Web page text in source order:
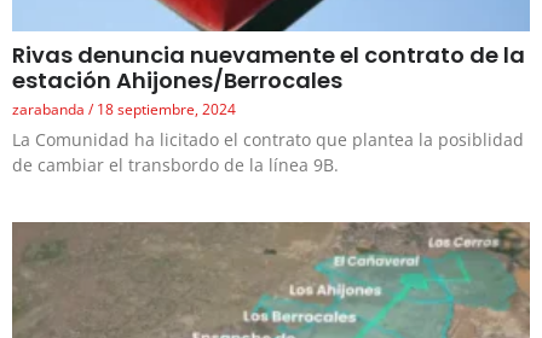
Rivas denuncia nuevamente el contrato de la
estación Ahijones/Berrocales
zarabanda 18 septiembre, 2024
La Comunidad ha licitado el contrato que plantea la posiblidad
de cambiar el transbordo de la línea 9B.